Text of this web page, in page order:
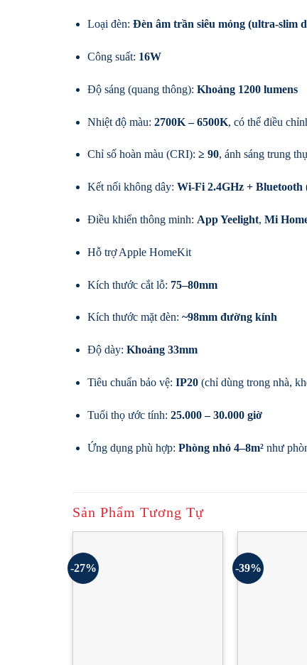
Loại đèn: Đèn âm trần siêu mỏng (ultra-slim
Công suất: 16W
Độ sáng (quang thông): Khoảng 1200 lumens
Nhiệt độ màu: 2700K – 6500K, có thể điều
Chỉ số hoàn màu (CRI): ≥ 90, ánh sáng trung
Kết nối không dây: Wi-Fi 2.4GHz + Bluetooth
Điều khiển thông minh: App Yeelight, Mi
Hỗ trợ Apple HomeKit
Kích thước cắt lỗ: 75–80mm
Kích thước mặt đèn: ~98mm đường kính
Độ dày: Khoảng 33mm
Tiêu chuẩn bảo vệ: IP20(chỉ dùng trong nhà,
Tuổi thọ ước tính: 25.000 – 30.000 giờ
Ứng dụng phù hợp: Phòng nhỏ 4–8m²như
Sản Phẩm Tương Tự
-27% -39%